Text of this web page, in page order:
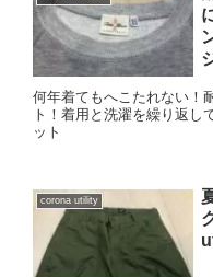
何年着てもへこたれない！
ト！着用と洗濯を繰り返し
ット
corona utility